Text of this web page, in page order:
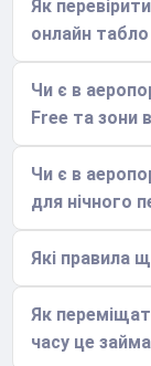
Як
онлайн
Чи є в
Free та зони
Чи є в
для нічного
Які правила
Як
часу це